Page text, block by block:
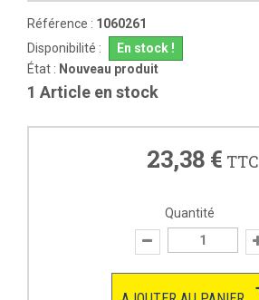
Référence : 1060261
Disponibilité :
En stock !
État : Nouveau produit
1 Article en stock
23,38 € TTC
Quantité